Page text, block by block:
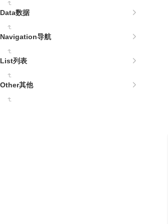
Data数据
Navigation导航
List列表
Other其他